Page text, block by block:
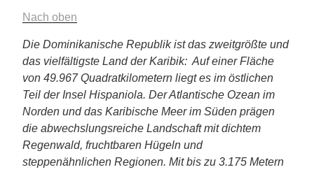
Nach oben
Die Dominikanische Republik ist das zweitgrößte und
das vielfältigste Land der Karibik: Auf einer Fläche
von 49.967 Quadratkilometern liegt es im östlichen
Teil der Insel Hispaniola. Der Atlantische Ozean im
Norden und das Karibische Meer im Süden prägen
die abwechslungsreiche Landschaft mit dichtem
Regenwald, fruchtbaren Hügeln und
steppenähnlichen Regionen. Mit bis zu 3.175 Metern